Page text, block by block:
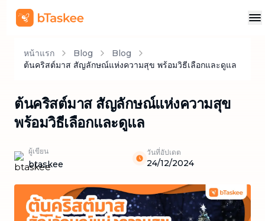
หน้าแรก Blog
Blog
ต้นคริสต์มาส สัญลักษณ์แห่งความสุข พร้อมวิธีเลือกและดูแล
ต้นคริสต์มาส สัญลักษณ์แห่งความสุข
พร้อมวิธีเลือกและดูแล
ผู้เขียน
btaskee
วันที่อัปเดต
24/12/2024